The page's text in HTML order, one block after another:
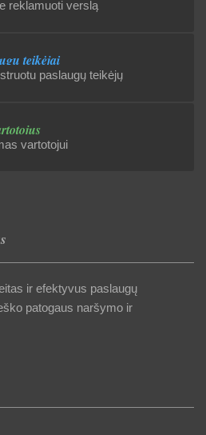
reklamuoti verslą
teikėjai
paslaugų teikėjų
vartotojui
ir efektyvus paslaugų
patogaus naršymo ir